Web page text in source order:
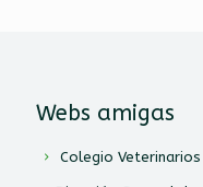
Webs amigas
Colegio Veterinarios